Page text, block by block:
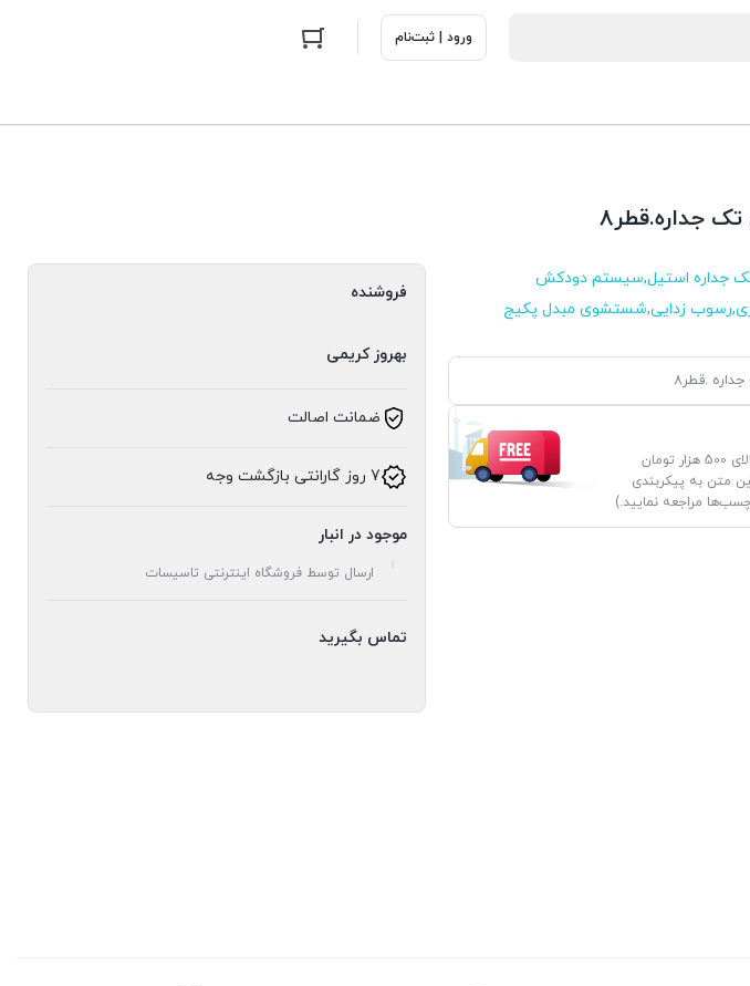
ورود | ثبت‌نام
جداره.قطر8
جداره استیل,سیستم دودکش
,رسوب زدایی,شستشوی مبدل پکیج
.قطر8
برای سفارشات بالای 500 هزار تومان
متن به پیکربندی
مراجعه نمایید.)
فروشنده
بهروز کریمی
ضمانت اصالت
7 روز گارانتی بازگشت وجه
موجود در انبار
ارسال توسط فروشگاه اینترنتی تاسیسات
تماس بگیرید